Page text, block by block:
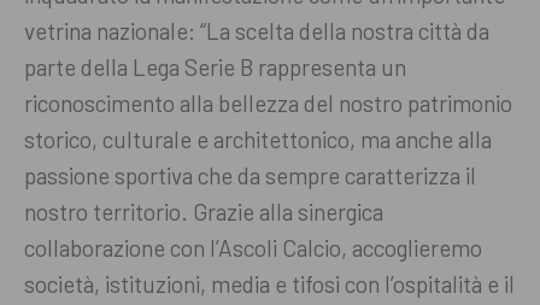
vetrina nazionale: “La scelta della nostra città da
parte della Lega Serie B rappresenta un
riconoscimento alla bellezza del nostro patrimonio
storico, culturale e architettonico, ma anche alla
passione sportiva che da sempre caratterizza il
nostro territorio. Grazie alla sinergica
collaborazione con l’Ascoli Calcio, accoglieremo
società, istituzioni, media e tifosi con l’ospitalità e il